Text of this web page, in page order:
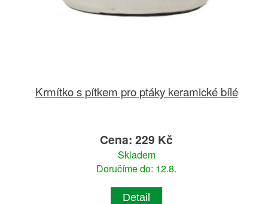
Krmítko s pítkem pro ptáky keramické bílé
Cena: 229 Kč
Skladem
Doručíme do: 12.8.
Detail